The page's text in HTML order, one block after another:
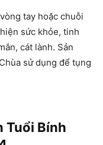
tay hoặc chuỗi
sức khỏe, tinh
cát lành. Sản
sử dụng để tụng
Tuổi Bính